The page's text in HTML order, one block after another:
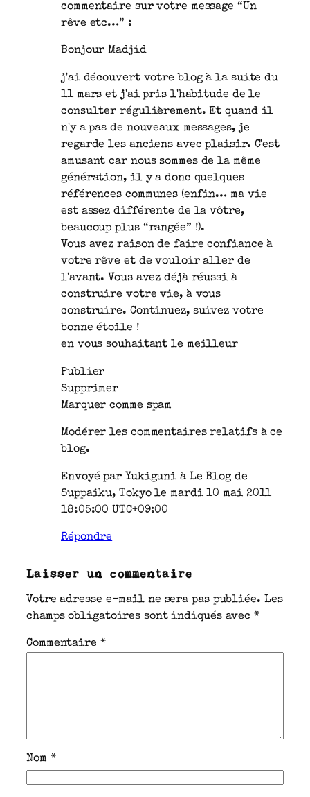
commentaire sur votre message “Un
rêve etc…” :
Bonjour Madjid
j'ai découvert votre blog à la suite du
11 mars et j'ai pris l'habitude de le
consulter régulièrement. Et quand il
n'y a pas de nouveaux messages, je
regarde les anciens avec plaisir. C'est
amusant car nous sommes de la même
génération, il y a donc quelques
références communes (enfin… ma vie
est assez différente de la vôtre,
beaucoup plus “rangée” !).
Vous avez raison de faire confiance à
votre rêve et de vouloir aller de
l'avant. Vous avez déjà réussi à
construire votre vie, à vous
construire. Continuez, suivez votre
bonne étoile !
en vous souhaitant le meilleur
Publier
Supprimer
Marquer comme spam
Modérer les commentaires relatifs à ce
blog.
Envoyé par Yukiguni à Le Blog de
Suppaiku, Tokyo le mardi 10 mai 2011
18:05:00 UTC+09:00
Répondre
Laisser un commentaire
Votre adresse e-mail ne sera pas publiée. Les
champs obligatoires sont indiqués avec*
Commentaire *
Nom *